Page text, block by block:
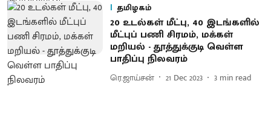
தமிழகம்
20 உடல்கள் மீட்பு, 40 இடங்களில்
மீட்புப் பணி சிரமம், மக்கள்
மறியல் - தூத்துக்குடி வெள்ள
பாதிப்பு நிலவரம்
ரெ.ஜாய்சன் 21 Dec 2023 3 min read